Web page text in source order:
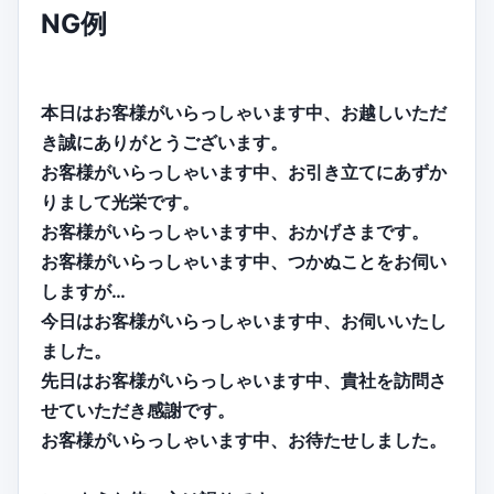
NG例
本日はお客様がいらっしゃいます中、お越しいただ
き誠にありがとうございます。
お客様がいらっしゃいます中、お引き立てにあずか
りまして光栄です。
お客様がいらっしゃいます中、おかげさまです。
お客様がいらっしゃいます中、つかぬことをお伺い
しますが…
今日はお客様がいらっしゃいます中、お伺いいたし
ました。
先日はお客様がいらっしゃいます中、貴社を訪問さ
せていただき感謝です。
お客様がいらっしゃいます中、お待たせしました。